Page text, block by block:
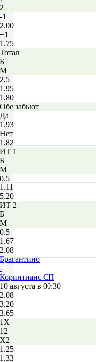
2
-1
2.00
+1
1.75
Тотал
Б
М
2.5
1.95
1.80
Обе забьют
Да
1.93
Нет
1.82
ИТ 1
Б
М
0.5
1.11
5.20
ИТ 2
Б
М
0.5
1.67
2.08
Брагантино
-
Коринтианс СП
10 августа в 00:30
2.08
3.20
3.65
1X
12
X2
1.25
1.33